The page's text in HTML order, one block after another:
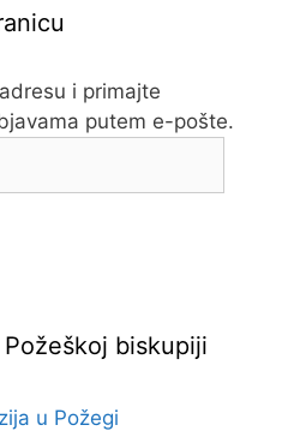
i primajte
putem e-pošte.
biskupiji
u Požegi